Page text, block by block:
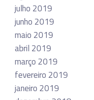
julho 2019
junho 2019
maio 2019
abril 2019
março 2019
fevereiro 2019
janeiro 2019